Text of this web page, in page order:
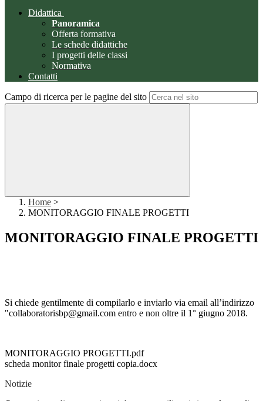
Didattica
Panoramica
Offerta formativa
Le schede didattiche
I progetti delle classi
Normativa
Contatti
Campo di ricerca per le pagine del sito
Home >
MONITORAGGIO FINALE PROGETTI
MONITORAGGIO FINALE PROGETTI
Si chiede gentilmente di compilarlo e inviarlo via email all’indirizzo
"collaboratorisbp@gmail.com entro e non oltre il 1° giugno 2018.
MONITORAGGIO PROGETTI.pdf
scheda monitor finale progetti copia.docx
Notizie